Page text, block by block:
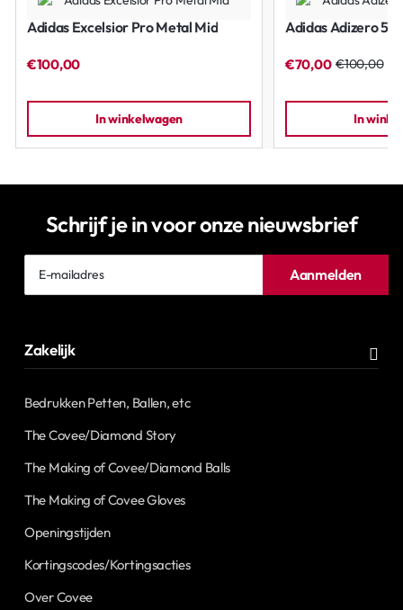
Adidas Excelsior Pro Metal Mid
€100,00
In winkelwagen
Geen Garantie
Adidas Adizero 5-
€70,00 €100,00
In
Schrijf je in voor onze nieuwsbrief
Aanmelden
Zakelijk
Bedrukken Petten, Ballen, etc
The Covee/Diamond Story
The Making of Covee/Diamond Balls
The Making of Covee Gloves
Openingstijden
Kortingscodes/Kortingsacties
Over Covee